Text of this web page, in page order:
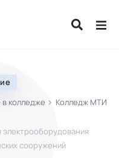
колледже Колледж МТИ
электрооборудования
сооружений